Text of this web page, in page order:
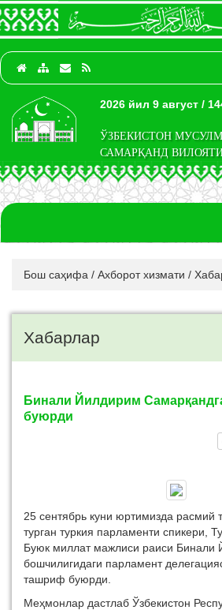
2026 йил 9 август /
ЎЗБЕКИСТОН
САМАРҚАНД
Бош саҳифа / Ахборот хизмати /
Хабарлар
Бинали Йилдирим
буюрди
25 сентябрь куни юртимизда
турган туркия парламенти спикери,
Буюк миллат мажлиси раиси Бинали
бошчилигидаги парламент
ташриф буюрди.
Меҳмонлар дастлаб Ўзбекистон